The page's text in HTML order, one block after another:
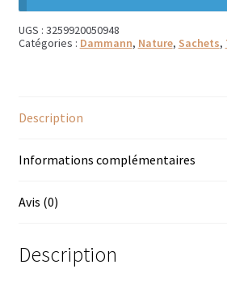
Sachets parfumés
Salle de bain
Savons liquides et recharges
Shampoings et savons
Trousses de toilette
UGS : 3259920050948
Catégories : Dammann, Nature, Sachets,
Description
Informations complémentaires
Avis (0)
Description